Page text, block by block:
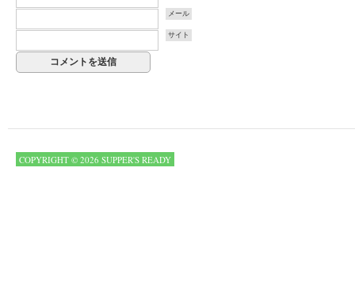
メール
サイト
COPYRIGHT © 2026 SUPPER'S READY